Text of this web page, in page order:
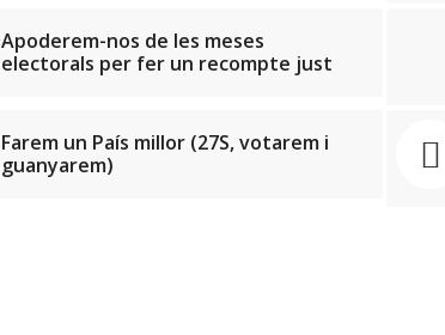
Apoderem-nos de les meses
electorals per fer un recompte just
Farem un País millor (27S, votarem i
guanyarem)